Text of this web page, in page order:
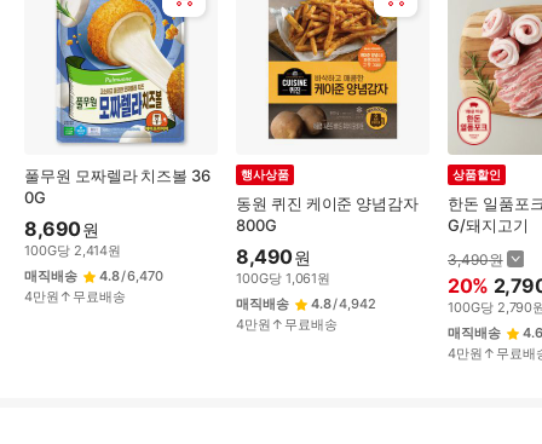
풀무원 모짜렐라 치즈볼 36
0G
8,690원
100G당 2,414원
매직배송
4.8/6,470
4만원↑무료배송
동원 퀴진 케이준 양념감자
800G
행사상품
8,490원
100G당 1,061원
매직배송
4.8/4,942
4만원↑무료배송
한돈 일품포
G/돼지고기
상품할인
3,490원
20%
100G당 2,790
매직배송
4.6
4만원↑무료배